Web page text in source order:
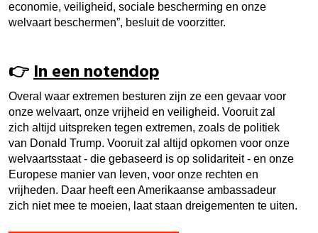
economie, veiligheid, sociale bescherming en onze
welvaart beschermen”, besluit de voorzitter.
👉In een notendop
Overal waar extremen besturen zijn ze een gevaar voor
onze welvaart, onze vrijheid en veiligheid. Vooruit zal
zich altijd uitspreken tegen extremen, zoals de politiek
van Donald Trump. Vooruit zal altijd opkomen voor onze
welvaartsstaat - die gebaseerd is op solidariteit - en onze
Europese manier van leven, voor onze rechten en
vrijheden. Daar heeft een Amerikaanse ambassadeur
zich niet mee te moeien, laat staan dreigementen te uiten.